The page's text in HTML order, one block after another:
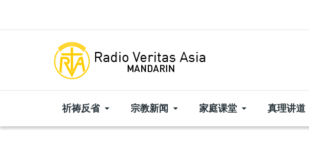
祈祷反省 宗教新闻 家庭课堂 真理讲道